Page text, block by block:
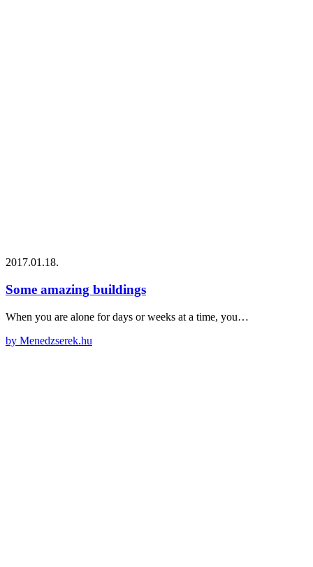
2017.01.18.
Some amazing buildings
When you are alone for days or weeks at a time, you…
by Menedzserek.hu